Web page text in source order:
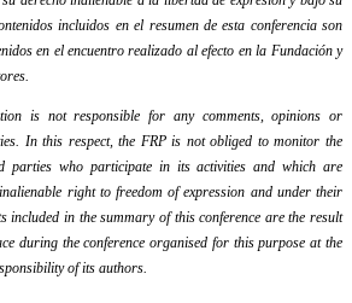
incluidos en el resumen de esta conferencia son
en el encuentro realizado al efecto en la Fundación y
is not responsible for any comments, opinions or
In this respect, the FRP is not obliged to monitor the
parties who participate in its activities and which are
right to freedom of expression and under their
included in the summary of this conference are the result
during the conference organised for this purpose at the
of its authors.